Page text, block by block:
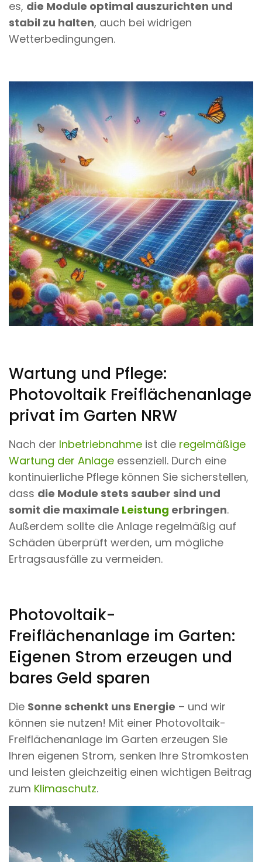
es, die Module optimal auszurichten und
stabil zu halten, auch bei widrigen
Wetterbedingungen.
Wartung und Pflege:
Photovoltaik Freiflächenanlage
privat im Garten NRW
Nach der Inbetriebnahme ist die regelmäßige
Wartung der Anlage essenziell. Durch eine
kontinuierliche Pflege können Sie sicherstellen,
dass die Module stets sauber sind und
somit die maximale Leistung erbringen.
Außerdem sollte die Anlage regelmäßig auf
Schäden überprüft werden, um mögliche
Ertragsausfälle zu vermeiden.
Photovoltaik-
Freiflächenanlage im Garten:
Eigenen Strom erzeugen und
bares Geld sparen
Die Sonne schenkt uns Energie – und wir
können sie nutzen! Mit einer Photovoltaik-
Freiflächenanlage im Garten erzeugen Sie
Ihren eigenen Strom, senken Ihre Stromkosten
und leisten gleichzeitig einen wichtigen Beitrag
zum Klimaschutz.